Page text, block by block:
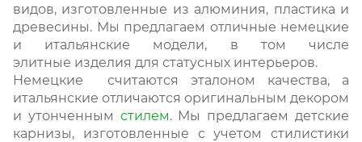
видов, изготовленные из алюминия, пластика и
древесины. Мы предлагаем отличные немецкие
и итальянские модели, в том числе
элитные изделия для статусных интерьеров.
Немецкие считаются эталоном качества, а
итальянские отличаются оригинальным декором
и утонченным стилем.Мы предлагаем детские
карнизы, изготовленные с учетом стилистики